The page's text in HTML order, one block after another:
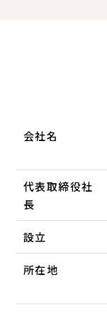
会社名
代表取締役社
長
設立
所在地